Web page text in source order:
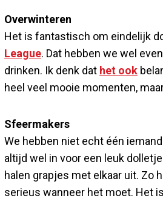
Overwinteren
Het is fantastisch om eindelijk
League. Dat hebben we wel
drinken. Ik denk dat het ook
heel veel mooie momenten,
Sfeermakers
We hebben niet echt één
altijd wel in voor een leuk
halen grapjes met elkaar uit. Zo
serieus wanneer het moet. Het